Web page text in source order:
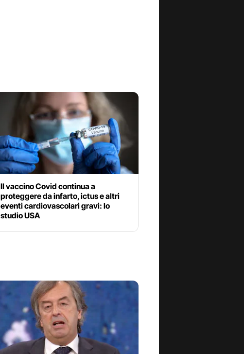
Il vaccino Covid continua a
proteggere da infarto, ictus e altri
eventi cardiovascolari gravi: lo
studio USA